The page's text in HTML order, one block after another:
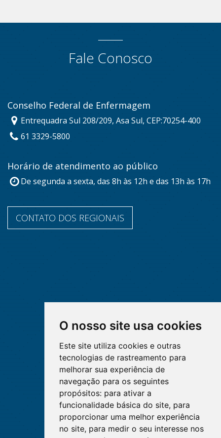
O nosso site usa cookies
Este site utiliza cookies e outras
tecnologias de rastreamento para
melhorar sua experiência de
navegação para os seguintes
propósitos: para ativar a
funcionalidade básica do site, para
proporcionar uma melhor experiência
no site, para medir o seu interesse nos
Fale Conosco
Conselho Federal de Enfermagem
Entrequadra Sul 208/209, Asa Sul, CEP:70254-400
61 3329-5800
Horário de atendimento ao público
De segunda a sexta, das 8h às 12h e das 13h às 17h
CONTATO DOS REGIONAIS